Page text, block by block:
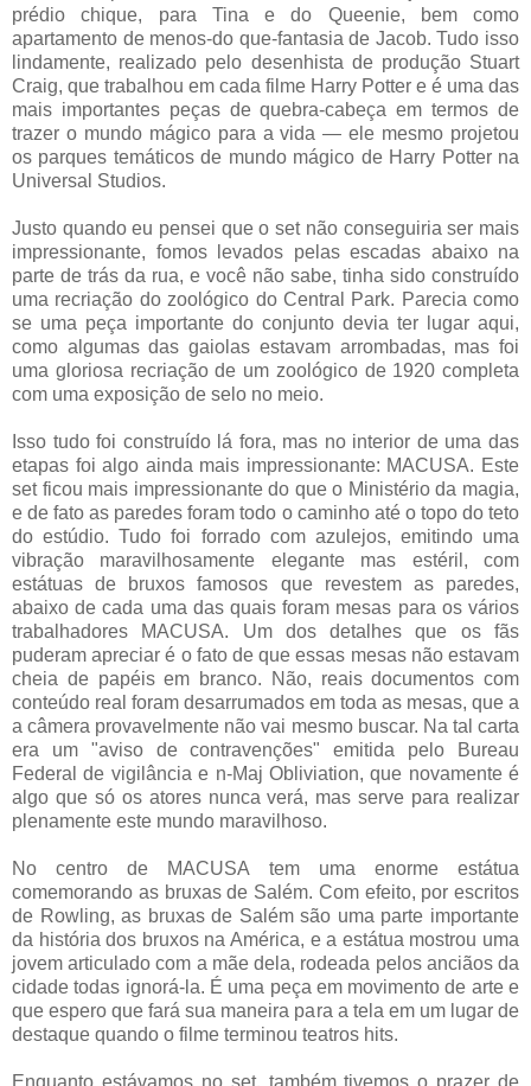
prédio chique, para Tina e do Queenie, bem como
apartamento de menos-do que-fantasia de Jacob. Tudo isso
lindamente, realizado pelo desenhista de produção Stuart
Craig, que trabalhou em cada filme Harry Potter e é uma das
mais importantes peças de quebra-cabeça em termos de
trazer o mundo mágico para a vida — ele mesmo projetou
os parques temáticos de mundo mágico de Harry Potter na
Universal Studios.
Justo quando eu pensei que o set não conseguiria ser mais
impressionante, fomos levados pelas escadas abaixo na
parte de trás da rua, e você não sabe, tinha sido construído
uma recriação do zoológico do Central Park. Parecia como
se uma peça importante do conjunto devia ter lugar aqui,
como algumas das gaiolas estavam arrombadas, mas foi
uma gloriosa recriação de um zoológico de 1920 completa
com uma exposição de selo no meio.
Isso tudo foi construído lá fora, mas no interior de uma das
etapas foi algo ainda mais impressionante: MACUSA. Este
set ficou mais impressionante do que o Ministério da magia,
e de fato as paredes foram todo o caminho até o topo do teto
do estúdio. Tudo foi forrado com azulejos, emitindo uma
vibração maravilhosamente elegante mas estéril, com
estátuas de bruxos famosos que revestem as paredes,
abaixo de cada uma das quais foram mesas para os vários
trabalhadores MACUSA. Um dos detalhes que os fãs
puderam apreciar é o fato de que essas mesas não estavam
cheia de papéis em branco. Não, reais documentos com
conteúdo real foram desarrumados em toda as mesas, que a
a câmera provavelmente não vai mesmo buscar. Na tal carta
era um "aviso de contravenções" emitida pelo Bureau
Federal de vigilância e n-Maj Obliviation, que novamente é
algo que só os atores nunca verá, mas serve para realizar
plenamente este mundo maravilhoso.
No centro de MACUSA tem uma enorme estátua
comemorando as bruxas de Salém. Com efeito, por escritos
de Rowling, as bruxas de Salém são uma parte importante
da história dos bruxos na América, e a estátua mostrou uma
jovem articulado com a mãe dela, rodeada pelos anciãos da
cidade todas ignorá-la. É uma peça em movimento de arte e
que espero que fará sua maneira para a tela em um lugar de
destaque quando o filme terminou teatros hits.
Enquanto estávamos no set, também tivemos o prazer de